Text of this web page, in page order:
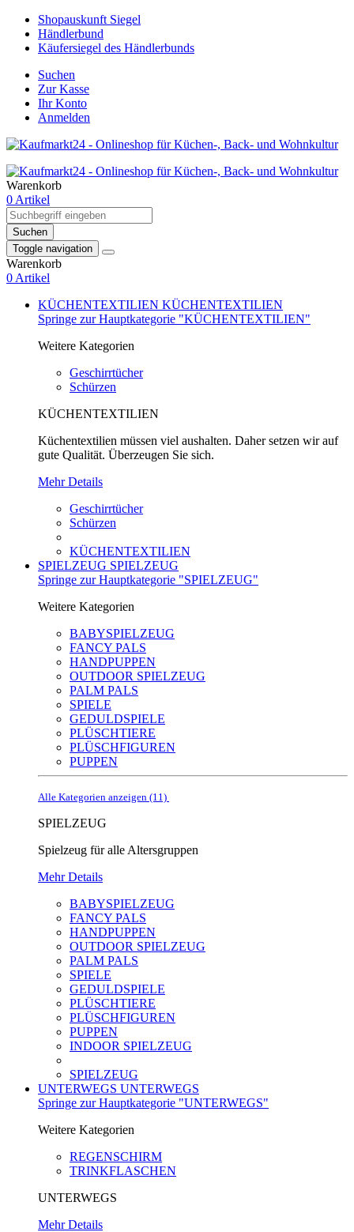
Shopauskunft Siegel
Händlerbund
Käufersiegel des Händlerbunds
Suchen
Zur Kasse
Ihr Konto
Anmelden
Warenkorb
0 Artikel
Suchen
Toggle navigation
Warenkorb
0 Artikel
KÜCHENTEXTILIEN KÜCHENTEXTILIEN
Springe zur Hauptkategorie "KÜCHENTEXTILIEN"
Weitere Kategorien
Geschirrtücher
Schürzen
KÜCHENTEXTILIEN
Küchentextilien müssen viel aushalten. Daher setzen wir auf
gute Qualität. Überzeugen Sie sich.
Mehr Details
Geschirrtücher
Schürzen
KÜCHENTEXTILIEN
SPIELZEUG SPIELZEUG
Springe zur Hauptkategorie "SPIELZEUG"
Weitere Kategorien
BABYSPIELZEUG
FANCY PALS
HANDPUPPEN
OUTDOOR SPIELZEUG
PALM PALS
SPIELE
GEDULDSPIELE
PLÜSCHTIERE
PLÜSCHFIGUREN
PUPPEN
Alle Kategorien anzeigen (11)
SPIELZEUG
Spielzeug für alle Altersgruppen
Mehr Details
BABYSPIELZEUG
FANCY PALS
HANDPUPPEN
OUTDOOR SPIELZEUG
PALM PALS
SPIELE
GEDULDSPIELE
PLÜSCHTIERE
PLÜSCHFIGUREN
PUPPEN
INDOOR SPIELZEUG
SPIELZEUG
UNTERWEGS UNTERWEGS
Springe zur Hauptkategorie "UNTERWEGS"
Weitere Kategorien
REGENSCHIRM
TRINKFLASCHEN
UNTERWEGS
Mehr Details